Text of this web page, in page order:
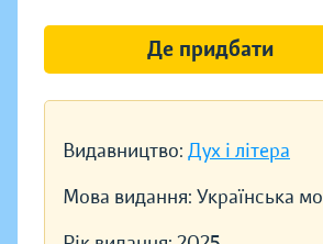
Видавництво: Дух і літера
Мова видання: Українська
Де придбати